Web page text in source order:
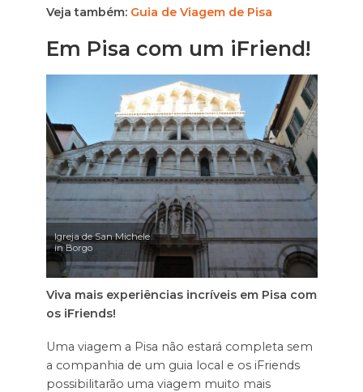
Veja também: Guia de Viagem de Pisa
Em Pisa com um iFriend!
Igreja de San Michele
in Borgo
Viva mais experiências incríveis em Pisa com
os iFriends!
Uma viagem a Pisa não estará completa sem
a companhia de um guia local e os iFriends
possibilitarão uma viagem muito mais